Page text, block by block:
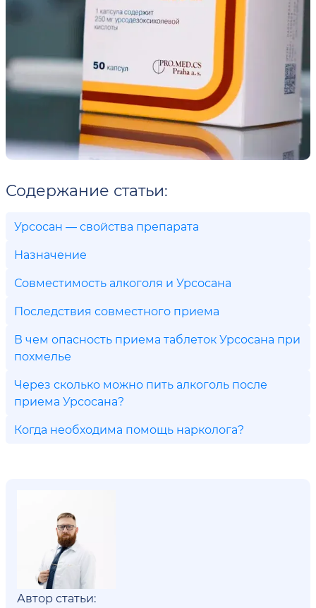
Содержание статьи:
Урсосан — свойства препарата
Назначение
Совместимость алкоголя и Урсосана
Последствия совместного приема
В чем опасность приема таблеток Урсосана при
похмелье
Через сколько можно пить алкоголь после
приема Урсосана?
Когда необходима помощь нарколога?
Автор статьи: